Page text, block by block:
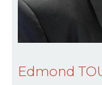
Edmond